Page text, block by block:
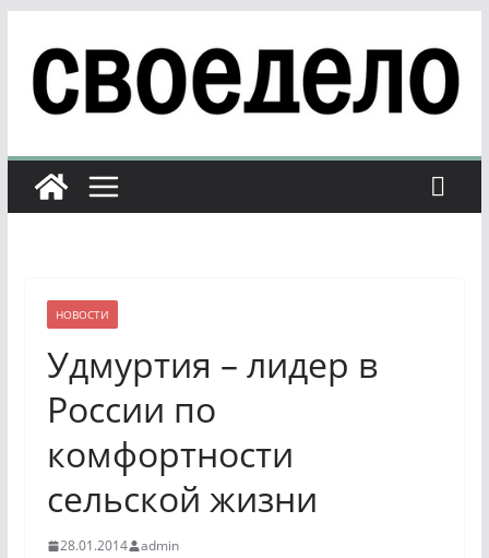
содержимому
НОВОСТИ
Удмуртия – лидер в
России по
комфортности
сельской жизни
28.01.2014 admin